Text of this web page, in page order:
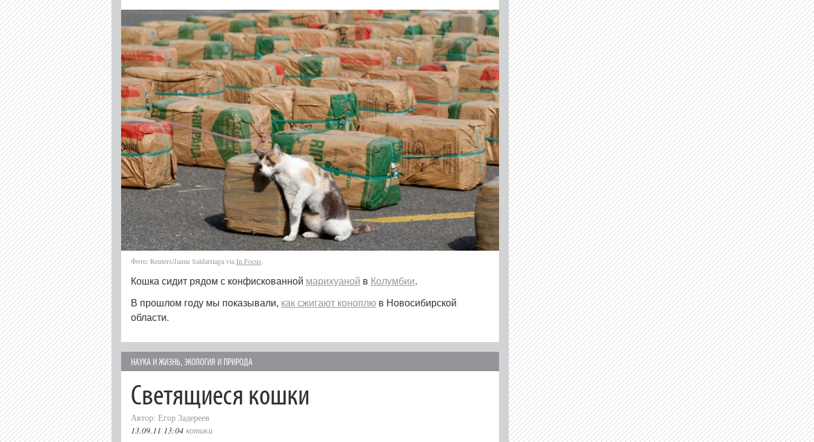
Фото: Reuters/Jaime Saldarriaga viaIn Focus.
Кошка сидит рядом с конфискованной марихуаной в Колумбии.
В прошлом году мы показывали, как сжигают коноплю в Новосибирской
области.
НАУКА И ЖИЗНЬ,ЭКОЛОГИЯ И ПРИРОДА
Светящиеся кошки
Автор: Егор Задереев
13.09.11 13:04 котики